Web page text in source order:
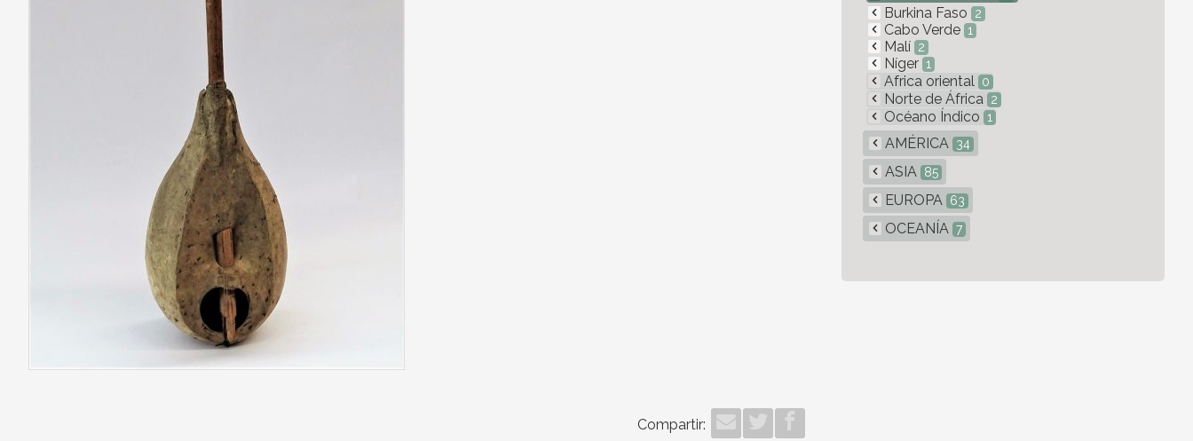
Compartir:
Burkina Faso 2
Cabo Verde 1
Malí 2
Níger 1
Africa oriental 0
Norte de África 2
Océano Índico 1
AMÉRICA 34
ASIA 85
EUROPA 63
OCEANÍA 7